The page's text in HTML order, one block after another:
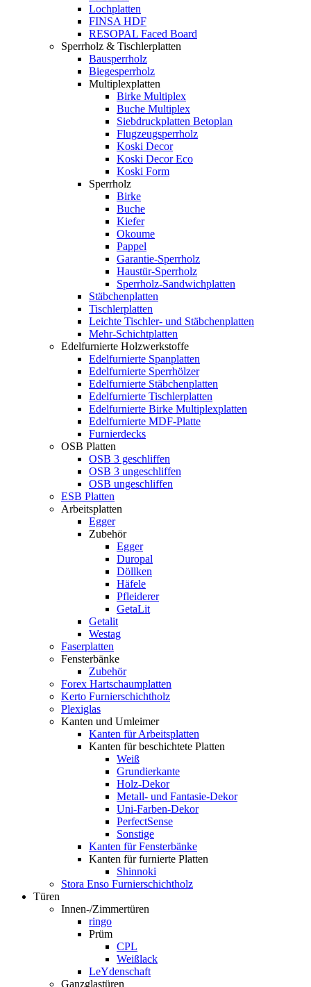
Lochplatten
FINSA HDF
RESOPAL Faced Board
Sperrholz & Tischlerplatten
Bausperrholz
Biegesperrholz
Multiplexplatten
Birke Multiplex
Buche Multiplex
Siebdruckplatten Betoplan
Flugzeugsperrholz
Koski Decor
Koski Decor Eco
Koski Form
Sperrholz
Birke
Buche
Kiefer
Okoume
Pappel
Garantie-Sperrholz
Haustür-Sperrholz
Sperrholz-Sandwichplatten
Stäbchenplatten
Tischlerplatten
Leichte Tischler- und Stäbchenplatten
Mehr-Schichtplatten
Edelfurnierte Holzwerkstoffe
Edelfurnierte Spanplatten
Edelfurnierte Sperrhölzer
Edelfurnierte Stäbchenplatten
Edelfurnierte Tischlerplatten
Edelfurnierte Birke Multiplexplatten
Edelfurnierte MDF-Platte
Furnierdecks
OSB Platten
OSB 3 geschliffen
OSB 3 ungeschliffen
OSB ungeschliffen
ESB Platten
Arbeitsplatten
Egger
Zubehör
Egger
Duropal
Döllken
Häfele
Pfleiderer
GetaLit
Getalit
Westag
Faserplatten
Fensterbänke
Zubehör
Forex Hartschaumplatten
Kerto Furnierschichtholz
Plexiglas
Kanten und Umleimer
Kanten für Arbeitsplatten
Kanten für beschichtete Platten
Weiß
Grundierkante
Holz-Dekor
Metall- und Fantasie-Dekor
Uni-Farben-Dekor
PerfectSense
Sonstige
Kanten für Fensterbänke
Kanten für furnierte Platten
Shinnoki
Stora Enso Furnierschichtholz
Türen
Innen-/Zimmertüren
ringo
Prüm
CPL
Weißlack
LeYdenschaft
Ganzglastüren